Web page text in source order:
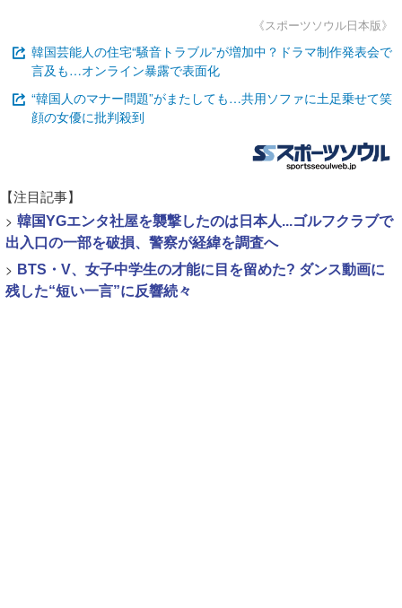
《スポーツソウル日本版》
韓国芸能人の住宅“騒音トラブル”が増加中？ドラマ制作発表会で
言及も…オンライン暴露で表面化
“韓国人のマナー問題”がまたしても…共用ソファに土足乗せて笑
顔の女優に批判殺到
【注目記事】
> 韓国YGエンタ社屋を襲撃したのは日本人...ゴルフクラブで
出入口の一部を破損、警察が経緯を調査へ
> BTS・V、女子中学生の才能に目を留めた? ダンス動画に
残した“短い一言”に反響続々